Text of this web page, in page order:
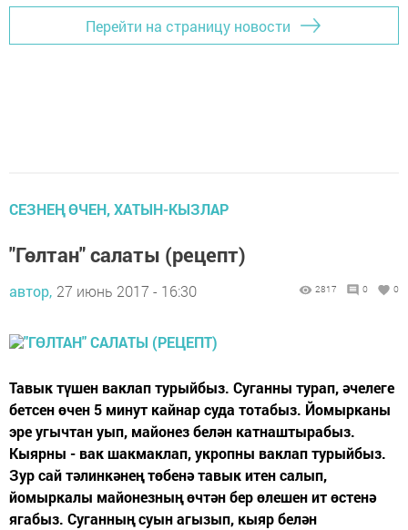
Перейти на страницу новости
СЕЗНЕҢ ӨЧЕН, ХАТЫН-КЫЗЛАР
"Гөлтан" салаты (рецепт)
автор, 27 июнь 2017 - 16:30 2817 0 0
Тавык түшен ваклап турыйбыз. Суганны турап, әчелеге
бетсен өчен 5 минут кайнар суда тотабыз. Йомырканы
эре угычтан уып, майонез белән катнаштырабыз.
Кыярны - вак шакмаклап, укропны ваклап турыйбыз.
Зур сай тәлинкәнең төбенә тавык итен салып,
йомыркалы майонезның өчтән бер өлешен ит өстенә
ягабыз. Суганның суын агызып, кыяр белән